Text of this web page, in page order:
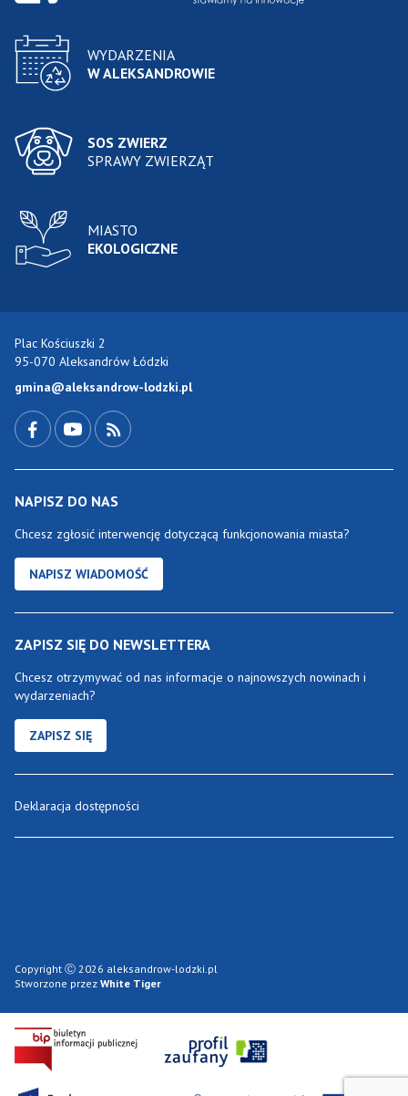
WYDARZENIA
W ALEKSANDROWIE
SOS ZWIERZ
SPRAWY ZWIERZĄT
MIASTO
EKOLOGICZNE
Plac Kościuszki 2
95-070 Aleksandrów Łódzki
gmina@aleksandrow-lodzki.pl
NAPISZ DO NAS
Chcesz zgłosić interwencję dotyczącą funkcjonowania miasta?
NAPISZ WIADOMOŚĆ
ZAPISZ SIĘ DO NEWSLETTERA
Chcesz otrzymywać od nas informacje o najnowszych nowinach i
wydarzeniach?
ZAPISZ SIĘ
Deklaracja dostępności
Copyright Ⓒ 2026 aleksandrow-lodzki.pl
Stworzone przez White Tiger